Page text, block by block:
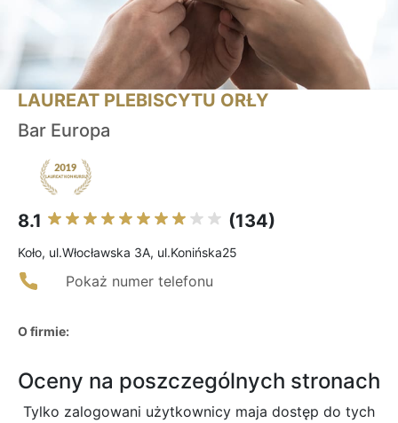
LAUREAT PLEBISCYTU ORŁY
Bar Europa
8.1 (134)
Koło, ul.Włocławska 3A, ul.Konińska25
Pokaż numer telefonu
O firmie:
Oceny na poszczególnych stronach
Tylko zalogowani użytkownicy maja dostęp do tych